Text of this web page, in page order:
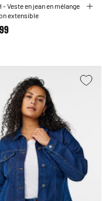
- Veste en jean en mélange
extensible